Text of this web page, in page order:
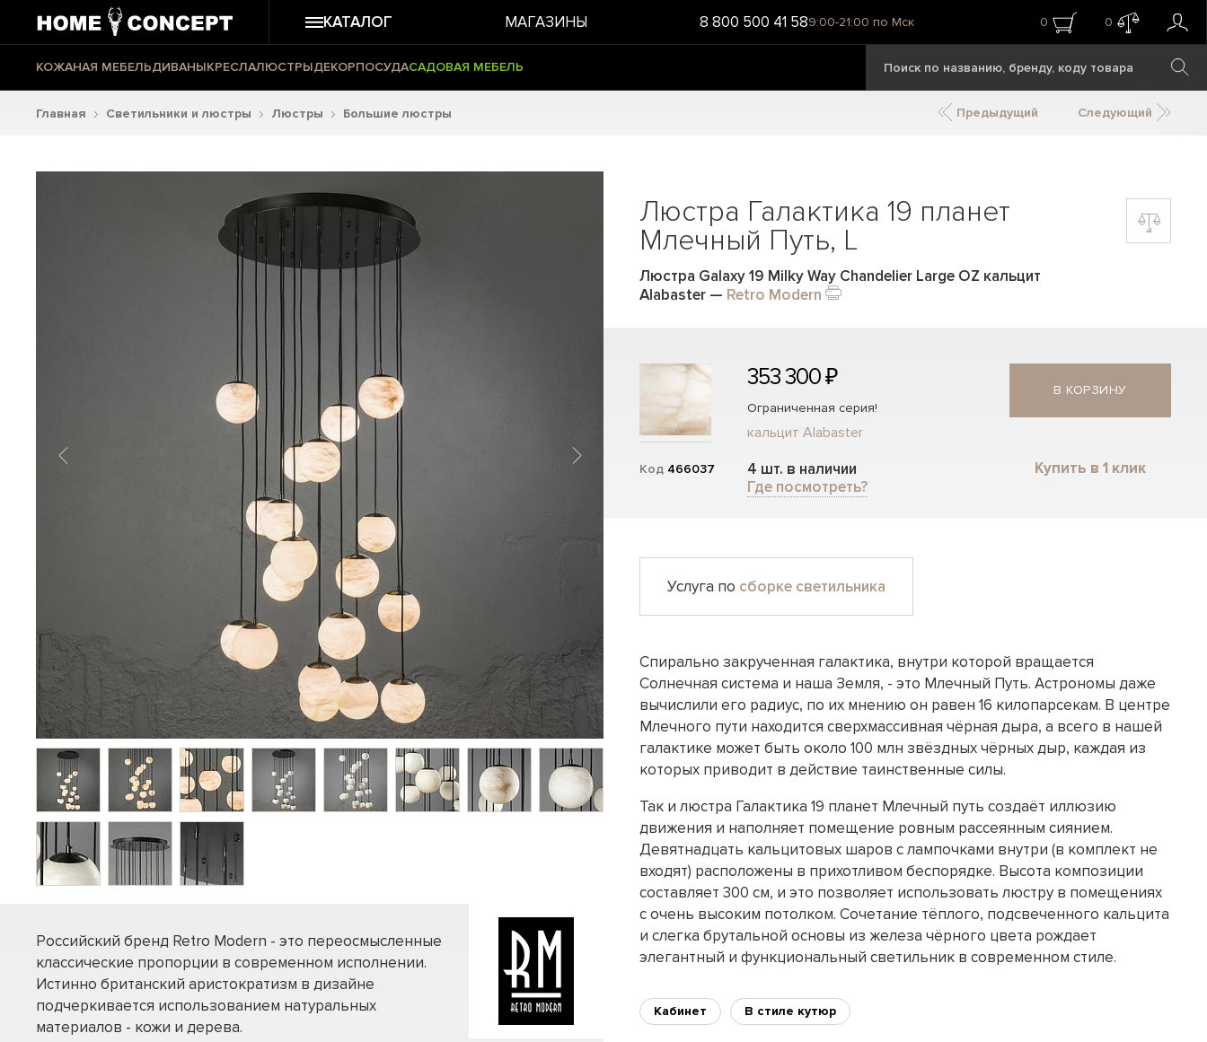
КАТАЛОГ МАГАЗИНЫ 8 800 500 41 589:00-21:00 по Мск 0 0
КОЖАНАЯ МЕБЕЛЬДИВАНЫКРЕСЛАЛЮСТРЫДЕКОРПОСУДАСАДОВАЯ МЕБЕЛЬ
Главная Светильники и люстры Люстры Большие люстры Предыдущий Следующий
Российский бренд Retro Modern - это переосмысленные
классические пропорции в современном исполнении.
Истинно британский аристократизм в дизайне
подчеркивается использованием натуральных
материалов - кожи и дерева.
Люстра Галактика 19 планет
Млечный Путь, L
Люстра Galaxy 19 Milky Way Chandelier Large OZ кальцит
Alabaster — Retro Modern
Код 466037
353 300 ₽
Ограниченная серия!
кальцит Alabaster
4 шт. в наличии
Где посмотреть?
В КОРЗИНУ
Купить в 1 клик
Услуга по сборке светильника
Спирально закрученная галактика, внутри которой вращается
Солнечная система и наша Земля, - это Млечный Путь. Астрономы даже
вычислили его радиус, по их мнению он равен 16 килопарсекам. В центре
Млечного пути находится сверхмассивная чёрная дыра, а всего в нашей
галактике может быть около 100 млн звёздных чёрных дыр, каждая из
которых приводит в действие таинственные силы.
Так и люстра Галактика 19 планет Млечный путь создаёт иллюзию
движения и наполняет помещение ровным рассеянным сиянием.
Девятнадцать кальцитовых шаров с лампочками внутри (в комплект не
входят) расположены в прихотливом беспорядке. Высота композиции
составляет 300 см, и это позволяет использовать люстру в помещениях
с очень высоким потолком. Сочетание тёплого, подсвеченного кальцита
и слегка брутальной основы из железа чёрного цвета рождает
элегантный и функциональный светильник в современном стиле.
Кабинет В стиле кутюр